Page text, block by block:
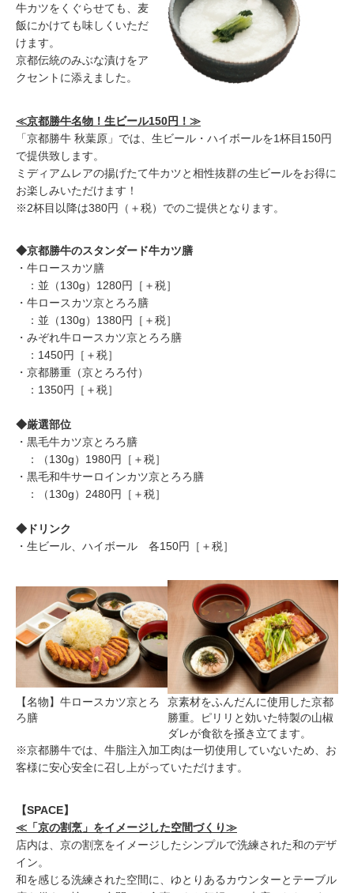
牛カツをくぐらせても、麦
飯にかけても味しくいただ
けます。
京都伝統のみぶな漬けをア
クセントに添えました。
≪京都勝牛名物！生ビール150円！≫
「京都勝牛 秋葉原」では、生ビール・ハイボールを1杯目150円
で提供致します。
ミディアムレアの揚げたて牛カツと相性抜群の生ビールをお得に
お楽しみいただけます！
※2杯目以降は380円（＋税）でのご提供となります。
◆京都勝牛のスタンダード牛カツ膳
・牛ロースカツ膳
：並（130g）1280円［＋税］
・牛ロースカツ京とろろ膳
：並（130g）1380円［＋税］
・みぞれ牛ロースカツ京とろろ膳
：1450円［＋税］
・京都勝重（京とろろ付）
：1350円［＋税］
◆厳選部位
・黒毛牛カツ京とろろ膳
：（130g）1980円［＋税］
・黒毛和牛サーロインカツ京とろろ膳
：（130g）2480円［＋税］
◆ドリンク
・生ビール、ハイボール 各150円［＋税］
【名物】牛ロースカツ京とろ
ろ膳
京素材をふんだんに使用した京都
勝重。ピリリと効いた特製の山椒
ダレが食欲を掻き立てます。
※京都勝牛では、牛脂注入加工肉は一切使用していないため、お
客様に安心安全に召し上がっていただけます。
【SPACE】
≪​「京の割烹」をイメージした空間づくり≫
店内は、京の割烹をイメージしたシンプルで洗練された和のデザ
イン。
和を感じる洗練された空間に、ゆとりあるカウンターとテーブル